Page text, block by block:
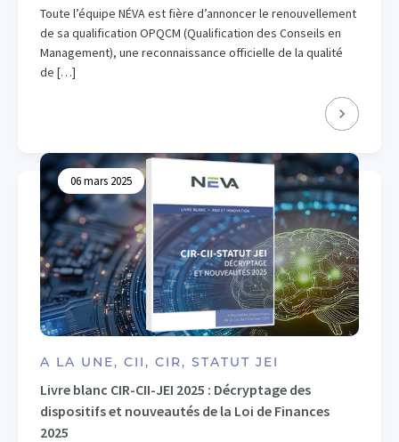
Toute l’équipe NÉVA est fière d’annoncer le renouvellement
de sa qualification OPQCM (Qualification des Conseils en
Management), une reconnaissance officielle de la qualité
de […]
06 mars 2025
A LA UNE, CII, CIR, STATUT JEI
Livre blanc CIR-CII-JEI 2025 : Décryptage des
dispositifs et nouveautés de la Loi de Finances
2025